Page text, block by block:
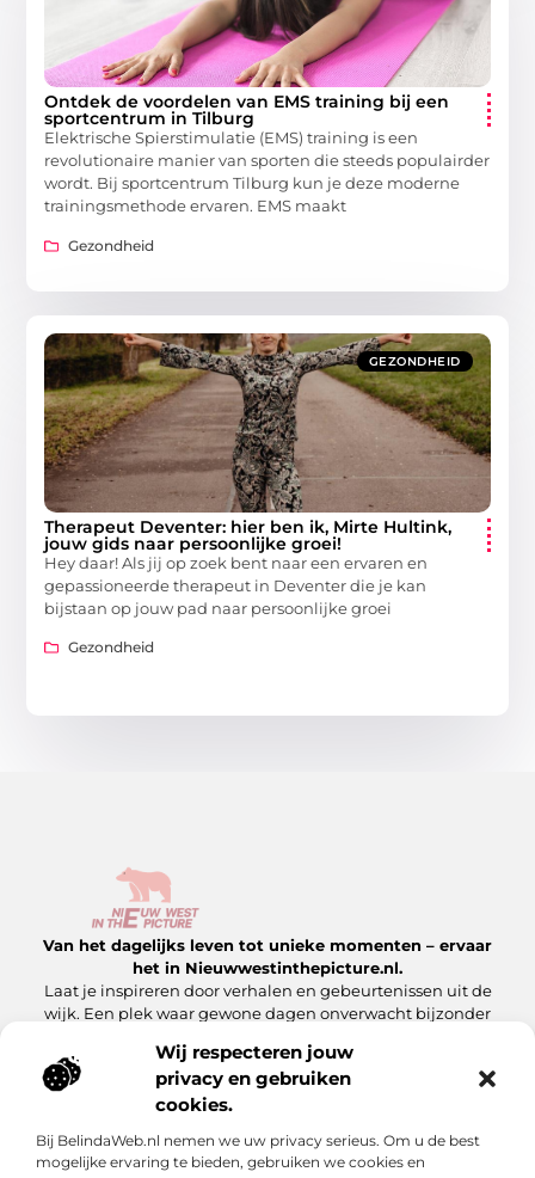
Wij respecteren jouw
privacy en gebruiken
cookies.
Bij BelindaWeb.nl nemen we uw privacy serieus. Om u de best
mogelijke ervaring te bieden, gebruiken we cookies en
Ontdek de voordelen van EMS training bij een
sportcentrum in Tilburg
Elektrische Spierstimulatie (EMS) training is een
revolutionaire manier van sporten die steeds populairder
wordt. Bij sportcentrum Tilburg kun je deze moderne
trainingsmethode ervaren. EMS maakt
Gezondheid
GEZONDHEID
Therapeut Deventer: hier ben ik, Mirte Hultink,
jouw gids naar persoonlijke groei!
Hey daar! Als jij op zoek bent naar een ervaren en
gepassioneerde therapeut in Deventer die je kan
bijstaan op jouw pad naar persoonlijke groei
Gezondheid
Van het dagelijks leven tot unieke momenten – ervaar
het in Nieuwwestinthepicture.nl.
Laat je inspireren door verhalen en gebeurtenissen uit de
wijk. Een plek waar gewone dagen onverwacht bijzonder
Onze informatie
Bericht categorie